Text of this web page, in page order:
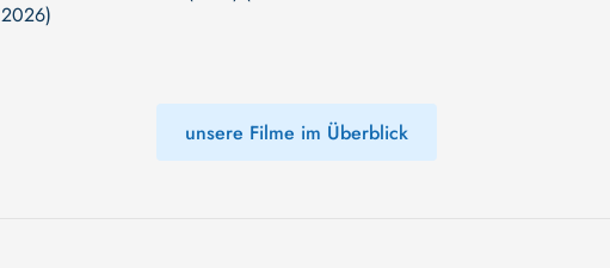
2026)
unsere Filme im Überblick